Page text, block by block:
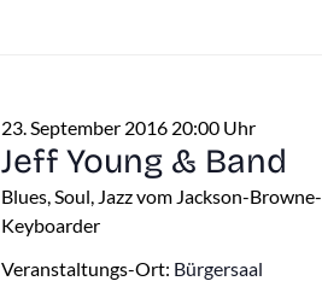
23. September 2016 20:00 Uhr
Jeff Young & Band
Blues, Soul, Jazz vom Jackson-Browne-
Keyboarder
Veranstaltungs-Ort: Bürgersaal